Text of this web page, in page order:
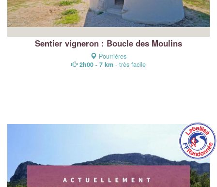
Sentier vigneron : Boucle des Moulins
Pourrières
2h00 - 7 km - très facile